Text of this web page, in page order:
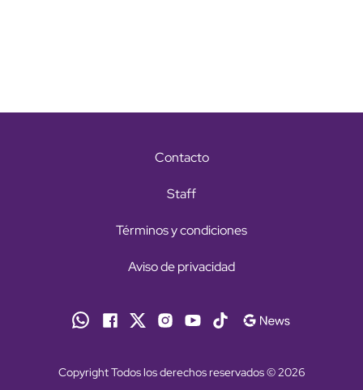
Contacto
Staff
Términos y condiciones
Aviso de privacidad
Copyright Todos los derechos reservados © 2026